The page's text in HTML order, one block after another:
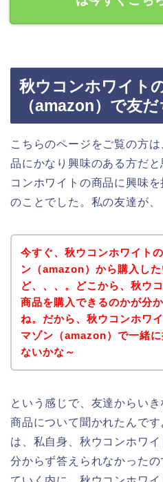
秋ウコンホワイト
（amazon）で友
こちらのページをご覧の方
品にかなり興味のある方だ
コンホワイトの商品に興味
のことでした。私の友達が、
今すぐ、秋ウコンホワイト
ン（amazon）から購入し
ど、、、。どこから、秋ウ
商品を購入できるのかが分
ね。だから、秋ウコンホワ
マゾン（amazon）で一緒に
ないかな～
という感じで、友達からい
商品について聞かれたんで
は、私自身、秋ウコンホワ
分からず答えられなかった